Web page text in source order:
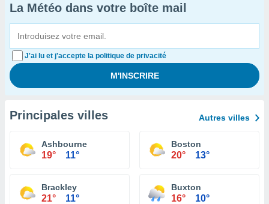
La Météo dans votre boîte mail
J'ai lu et j'accepte la politique de privacité
Principales villes Autres villes
Ashbourne
19° 11°
Boston
20° 13°
Brackley
21° 11°
Buxton
16° 10°